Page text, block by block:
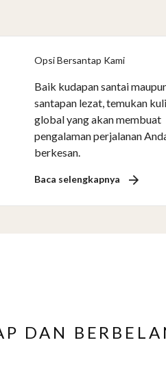
Opsi Bersantap Kami
Baik kudapan santai
santapan lezat, temukan
global yang akan membuat
pengalaman perjalanan
berkesan.
Baca selengkapnya
DAN